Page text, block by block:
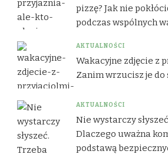
pizzę? Jak nie
podczas wspólnych
AKTUALNOŚCI
Wakacyjne zdjęcie z
Zanim wrzucisz je do
AKTUALNOŚCI
Nie wystarczy
Dlaczego uważna
podstawą